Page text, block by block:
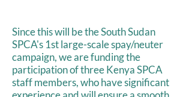
Since this will be the South Sudan
SPCA's 1st large-scale spay/neuter
campaign, we are funding the
participation of three Kenya SPCA
staff members, who have significant